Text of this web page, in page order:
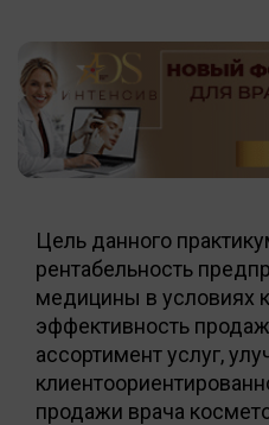
Цель данного
рентабельность
медицины в условиях
эффективность
ассортимент услуг,
продажи врача